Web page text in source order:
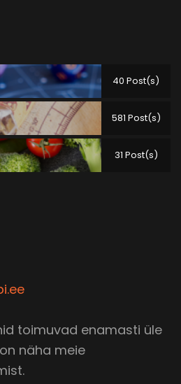
40 Post(s)
581 Post(s)
31 Post(s)
toimuvad enamasti üle
näha meie